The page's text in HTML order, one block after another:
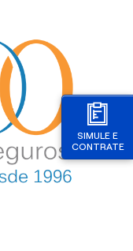
SIMULE E
CONTRATE